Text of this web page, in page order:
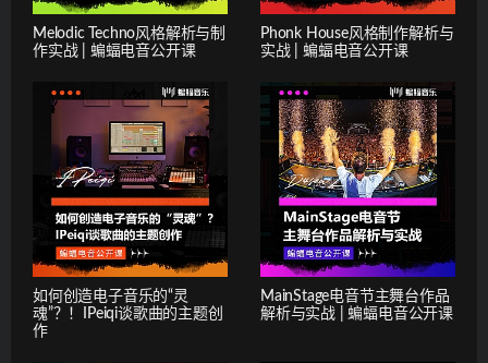
Melodic Techno风格解析与制
作实战 | 蝙蝠电音公开课
Phonk House风格制作解析与
实战 | 蝙蝠电音公开课
如何创造电子音乐的“灵
魂”？！IPeiqi谈歌曲的主题创
作
MainStage电音节主舞台作品
解析与实战 | 蝙蝠电音公开课